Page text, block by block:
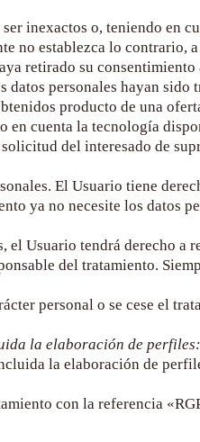
inexactos o, teniendo en
no establezca lo contrario,
retirado su
personales hayan sido
producto de una
en cuenta la tecnología
del interesado de
El Usuario tiene
ya no necesite los datos
Usuario tendrá derecho a
del tratamiento.
personal o se cese el
la elaboración de perfiles:
la elaboración de
con la referencia